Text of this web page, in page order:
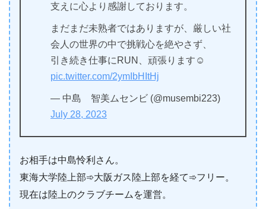
支えに心より感謝しております。
まだまだ未熟者ではありますが、厳しい社
会人の世界の中で挑戦心を絶やさず、
引き続き仕事にRUN、頑張ります☺︎
pic.twitter.com/2ymIbHItHj
— 中島 智美ムセンビ (@musembi223)
July 28, 2023
お相手は中島怜利さん。
東海大学陸上部➾大阪ガス陸上部を経て➾フリー。
現在は陸上のクラブチームを運営。